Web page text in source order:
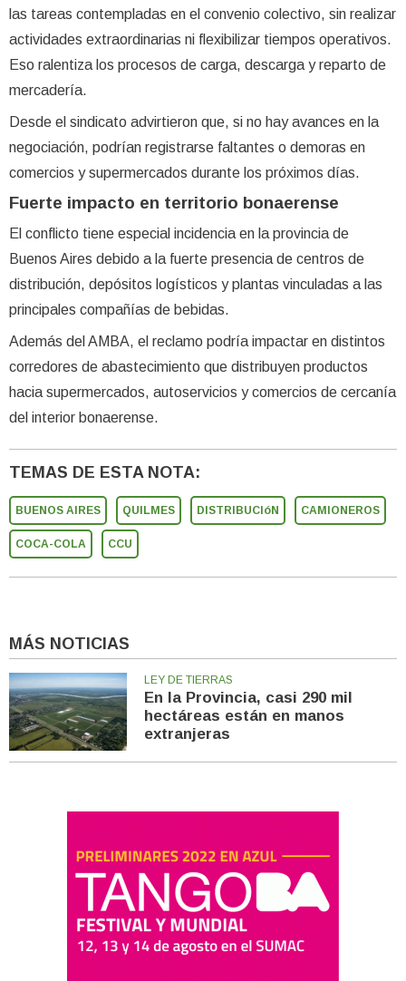
las tareas contempladas en el convenio colectivo, sin realizar
actividades extraordinarias ni flexibilizar tiempos operativos.
Eso ralentiza los procesos de carga, descarga y reparto de
mercadería.
Desde el sindicato advirtieron que, si no hay avances en la
negociación, podrían registrarse faltantes o demoras en
comercios y supermercados durante los próximos días.
Fuerte impacto en territorio bonaerense
El conflicto tiene especial incidencia en la provincia de
Buenos Aires debido a la fuerte presencia de centros de
distribución, depósitos logísticos y plantas vinculadas a las
principales compañías de bebidas.
Además del AMBA, el reclamo podría impactar en distintos
corredores de abastecimiento que distribuyen productos
hacia supermercados, autoservicios y comercios de cercanía
del interior bonaerense.
TEMAS DE ESTA NOTA:
BUENOS AIRES QUILMES DISTRIBUCIóN CAMIONEROS
COCA-COLA CCU
MÁS NOTICIAS
LEY DE TIERRAS
En la Provincia, casi 290 mil
hectáreas están en manos
extranjeras